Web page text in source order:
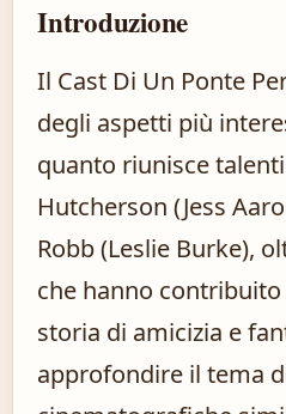
Introduzione
Il Cast Di Un Ponte
degli aspetti più
quanto riunisce
Hutcherson (Jess
Robb (Leslie Burke),
che hanno contribuito
storia di amicizia e
approfondire il tema